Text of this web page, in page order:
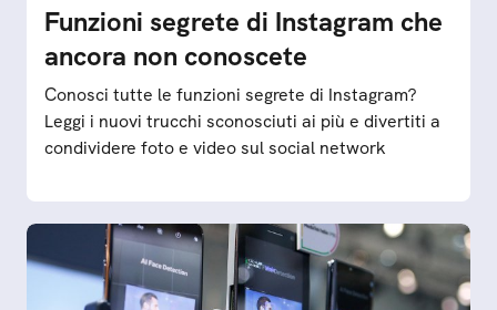
Funzioni segrete di Instagram che
ancora non conoscete
Conosci tutte le funzioni segrete di Instagram?
Leggi i nuovi trucchi sconosciuti ai più e divertiti a
condividere foto e video sul social network